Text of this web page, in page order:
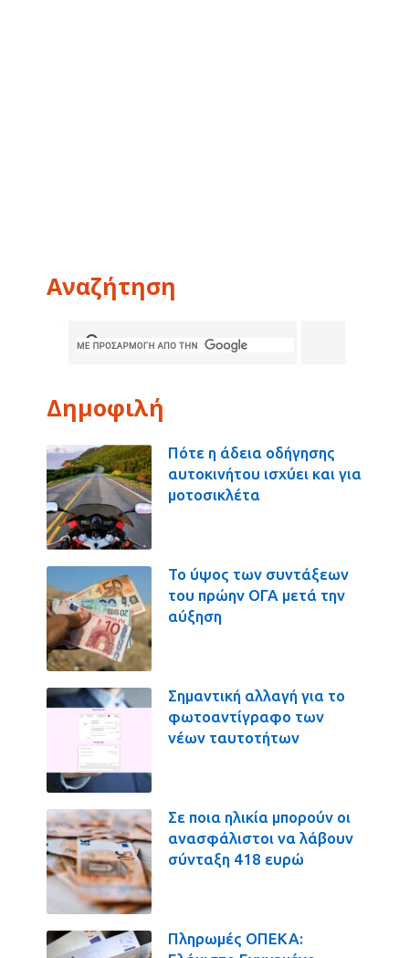
Αναζήτηση
Δημοφιλή
Πότε η άδεια οδήγησης
αυτοκινήτου ισχύει και για
μοτοσικλέτα
Το ύψος των συντάξεων
του πρώην ΟΓΑ μετά την
αύξηση
Σημαντική αλλαγή για το
φωτοαντίγραφο των
νέων ταυτοτήτων
Σε ποια ηλικία μπορούν οι
ανασφάλιστοι να λάβουν
σύνταξη 418 ευρώ
Πληρωμές ΟΠΕΚΑ: